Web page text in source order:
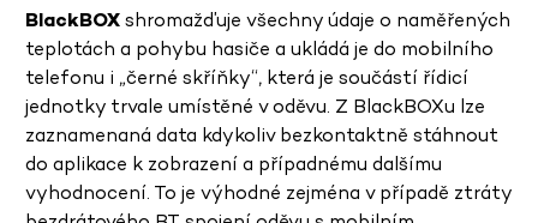
BlackBOXshromažďuje všechny údaje o naměřených
teplotách a pohybu hasiče a ukládá je do mobilního
telefonu i „černé skříňky“, která je součástí řídicí
jednotky trvale umístěné v oděvu. Z BlackBOXu lze
zaznamenaná data kdykoliv bezkontaktně stáhnout
do aplikace k zobrazení a případnému dalšímu
vyhodnocení. To je výhodné zejména v případě ztráty